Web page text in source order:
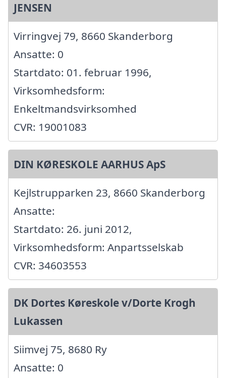
JENSEN
Virringvej 79, 8660 Skanderborg
Ansatte: 0
Startdato: 01. februar 1996,
Virksomhedsform:
Enkeltmandsvirksomhed
CVR: 19001083
DIN KØRESKOLE AARHUS ApS
Kejlstrupparken 23, 8660 Skanderborg
Ansatte:
Startdato: 26. juni 2012,
Virksomhedsform: Anpartsselskab
CVR: 34603553
DK Dortes Køreskole v/Dorte Krogh
Lukassen
Siimvej 75, 8680 Ry
Ansatte: 0